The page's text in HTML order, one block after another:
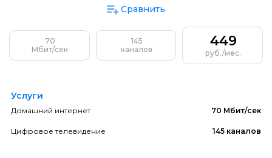
Сравнить
70
Мбит/сек
145
каналов
449
руб./мес.
Услуги
Домашний интернет 70 Мбит/сек
Цифровое телевидение 145 каналов